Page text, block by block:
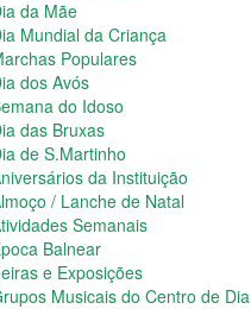
da Mãe
Mundial da Criança
Populares
dos Avós
do Idoso
das Bruxas
de S.Martinho
da Instituição
/ Lanche de Natal
Semanais
Balnear
e Exposições
Musicais do Centro de Dia